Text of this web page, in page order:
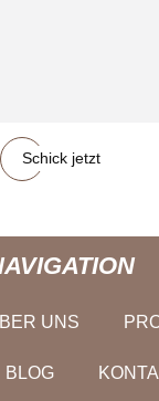
Schick jetzt
UNS
BLOG